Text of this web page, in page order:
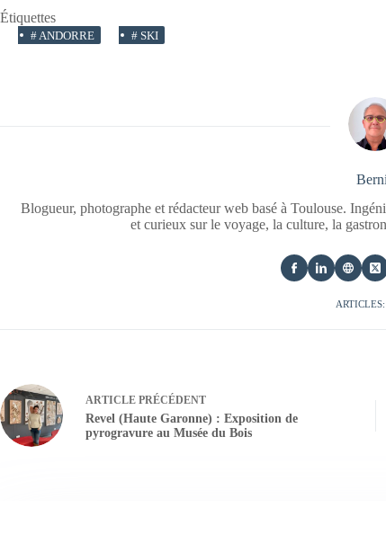
Étiquettes
# ANDORRE # SKI
Blogueur, photographe et rédacteur web basé à Toulouse.
et curieux sur le voyage, la culture, la
ARTICLE PRÉCÉDENT
Revel (Haute Garonne) : Exposition de
pyrogravure au Musée du Bois